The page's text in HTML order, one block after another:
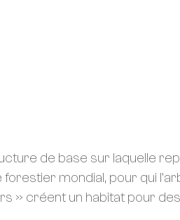
de base sur laquelle
mondial, pour qui
» créent un habitat pour